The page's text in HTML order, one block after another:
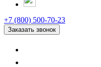
+7 (800) 500-70-23
Заказать звонок